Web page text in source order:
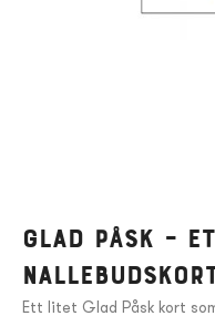
Glad Påsk –
Ett litet Glad Påsk kort